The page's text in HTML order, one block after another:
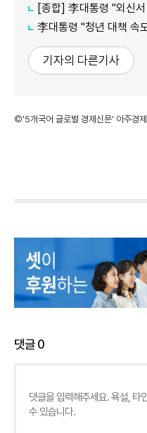
[종합] 李대통령 "외신서 보던 폭
李대통령 "청년 대책 속도 높
기자의 다른기사
©'5개국어 글로벌 경제신문' 아주경제
댓글0